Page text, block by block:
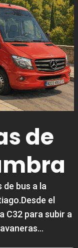
de
de bus a la
el
C32 para subir a